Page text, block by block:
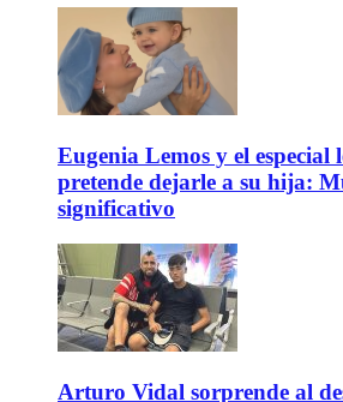
Eugenia Lemos y el especial
pretende dejarle a su hija:
significativo
Arturo Vidal sorprende al